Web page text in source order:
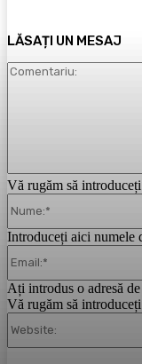
LĂSAȚI UN MESAJ
Vă rugăm să
Introduceți aici numele
Ați introdus o adresă
Vă rugăm să